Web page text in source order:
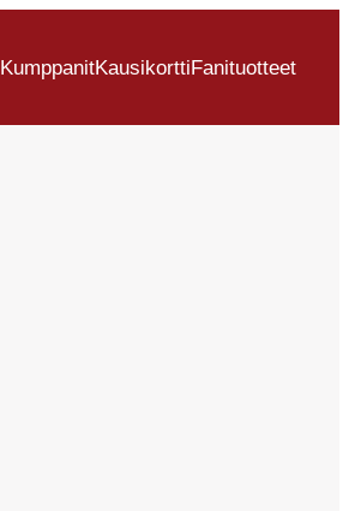
KumppanitKausikorttiFanituotteet